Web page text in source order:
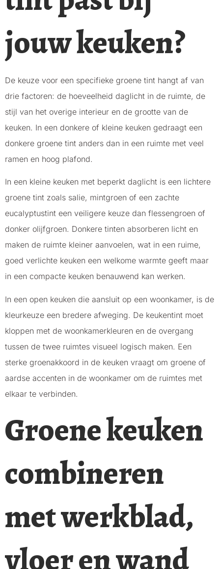
jouw keuken?
De keuze voor een specifieke groene tint hangt af van
drie factoren: de hoeveelheid daglicht in de ruimte, de
stijl van het overige interieur en de grootte van de
keuken. In een donkere of kleine keuken gedraagt een
donkere groene tint anders dan in een ruimte met veel
ramen en hoog plafond.
In een kleine keuken met beperkt daglicht is een lichtere
groene tint zoals salie, mintgroen of een zachte
eucalyptustint een veiligere keuze dan flessengroen of
donker olijfgroen. Donkere tinten absorberen licht en
maken de ruimte kleiner aanvoelen, wat in een ruime,
goed verlichte keuken een welkome warmte geeft maar
in een compacte keuken benauwend kan werken.
In een open keuken die aansluit op een woonkamer, is de
kleurkeuze een bredere afweging. De keukentint moet
kloppen met de woonkamerkleuren en de overgang
tussen de twee ruimtes visueel logisch maken. Een
sterke groenakkoord in de keuken vraagt om groene of
aardse accenten in de woonkamer om de ruimtes met
elkaar te verbinden.
Groene keuken
combineren
met werkblad,
vloer en wand